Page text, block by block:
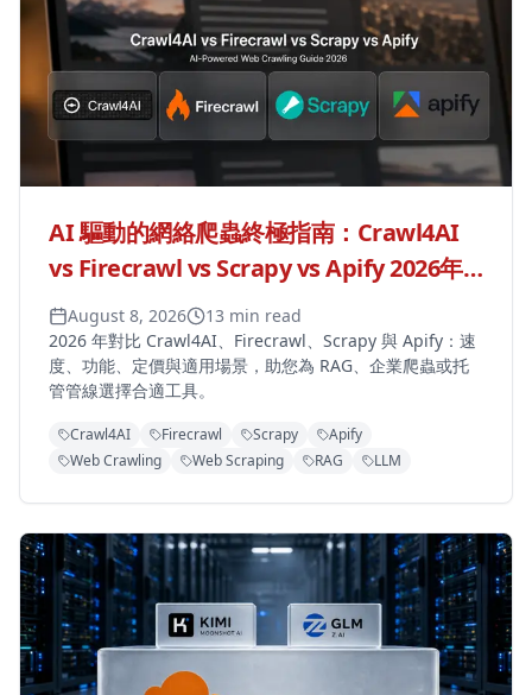
AI 驅動的網絡爬蟲終極指南：Crawl4AI
vs Firecrawl vs Scrapy vs Apify 2026年
對比August 8, 2026
13 min read
2026 年對比 Crawl4AI、Firecrawl、Scrapy 與 Apify：速
度、功能、定價與適用場景，助您為 RAG、企業爬蟲或托
管管線選擇合適工具。
Crawl4AI Firecrawl Scrapy
Apify
Web Crawling
Web Scraping RAG LLM